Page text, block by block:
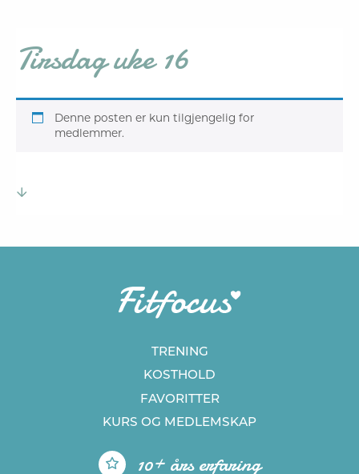
Tirsdag uke 16
Denne posten er kun tilgjengelig for
medlemmer.
TRENING
KOSTHOLD
FAVORITTER
KURS OG MEDLEMSKAP
10+ års erfaring